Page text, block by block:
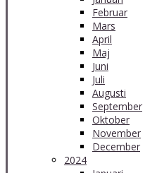
Februar
Mars
April
Maj
Juni
Juli
Augusti
September
Oktober
November
December
2024